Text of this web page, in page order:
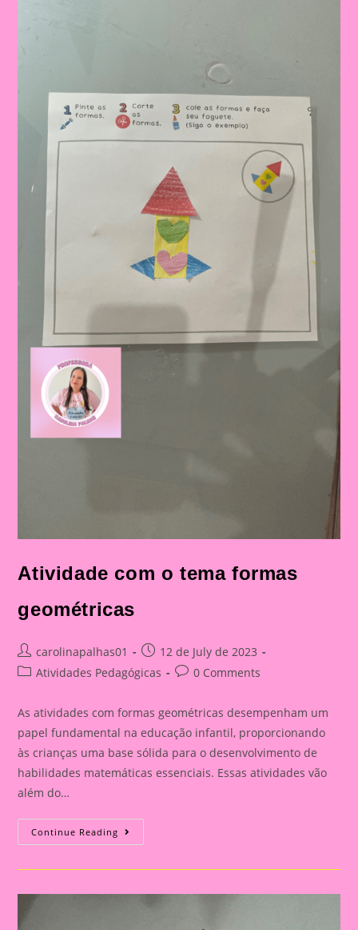
Atividade com o tema formas
geométricas
Post
author:
carolinapalhas01
Post
published:
12 de July de 2023
PostAtividades Pedagógicas
Post0 Comments
As atividades com formas geométricas desempenham um
papel fundamental na educação infantil, proporcionando
às crianças uma base sólida para o desenvolvimento de
habilidades matemáticas essenciais. Essas atividades vão
além do…
Continue Reading Atividade
Com